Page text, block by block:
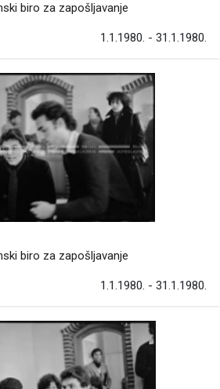
biro za zapošljavanje
1.1.1980. - 31.1.1980.
biro za zapošljavanje
1.1.1980. - 31.1.1980.